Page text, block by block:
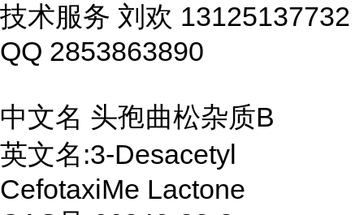
技术服务 刘欢 13125137732
QQ 2853863890
中文名 头孢曲松杂质B
英文名:3-Desacetyl
CefotaxiMe Lactone